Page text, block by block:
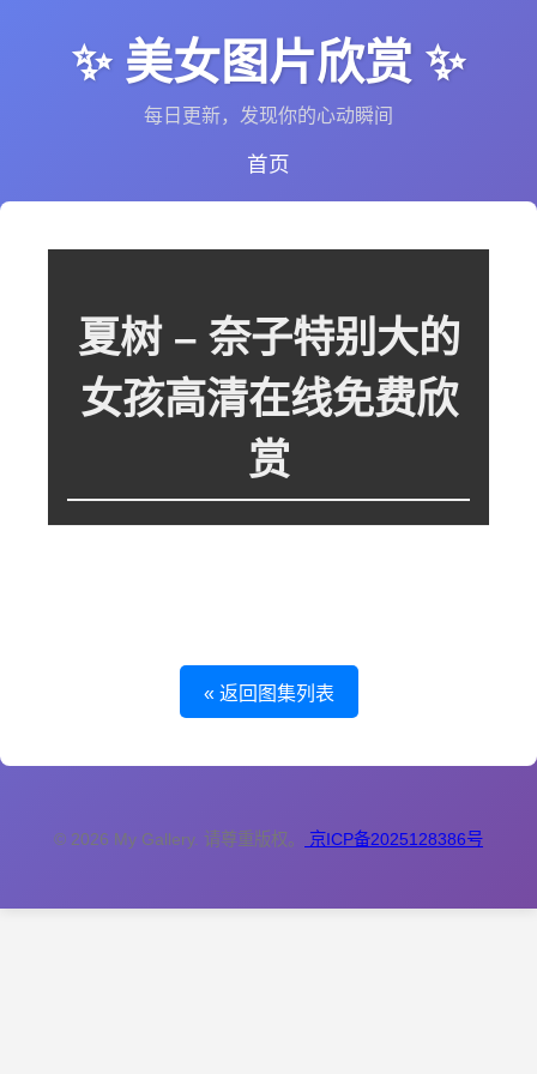
✨ 美女图片欣赏 ✨
每日更新，发现你的心动瞬间
首页
夏树 – 奈子特别大的
女孩高清在线免费欣
赏
« 返回图集列表
© 2026 My Gallery. 请尊重版权。 京ICP备2025128386号